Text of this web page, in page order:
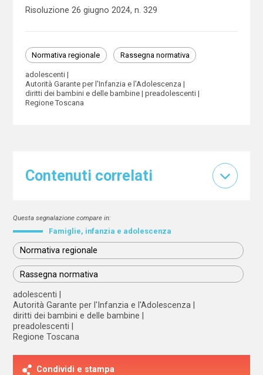
Risoluzione 26 giugno 2024, n. 329
Normativa regionale Rassegna normativa
adolescenti
Autorità Garante per l'Infanzia e l'Adolescenza
diritti dei bambini e delle bambine
preadolescenti
Regione Toscana
Contenuti correlati
Questa segnalazione compare in:
Famiglie, infanzia e adolescenza
Normativa regionale
Rassegna normativa
adolescenti
Autorità Garante per l'Infanzia e l'Adolescenza
diritti dei bambini e delle bambine
preadolescenti
Regione Toscana
Condividi e stampa